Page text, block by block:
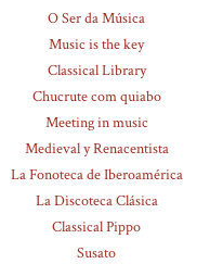
O Ser da Música
Music is the key
Classical Library
Chucrute com quiabo
Meeting in music
Medieval y Renacentista
La Fonoteca de Iberoamérica
La Discoteca Clásica
Classical Pippo
Susato